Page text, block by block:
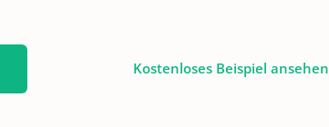
Kostenloses Beispiel ansehen